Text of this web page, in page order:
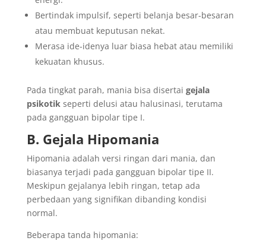
Bertindak impulsif, seperti belanja besar-besaran
atau membuat keputusan nekat.
Merasa ide-idenya luar biasa hebat atau memiliki
kekuatan khusus.
Pada tingkat parah, mania bisa disertai gejala
psikotikseperti delusi atau halusinasi, terutama
pada gangguan bipolar tipe I.
B. Gejala Hipomania
Hipomania adalah versi ringan dari mania, dan
biasanya terjadi pada gangguan bipolar tipe II.
Meskipun gejalanya lebih ringan, tetap ada
perbedaan yang signifikan dibanding kondisi
normal.
Beberapa tanda hipomania: